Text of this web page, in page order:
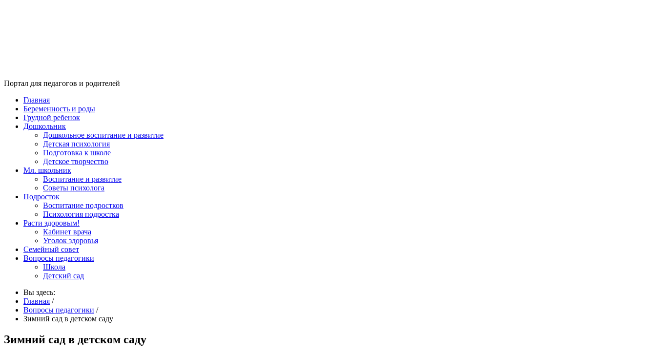
Портал для педагогов и родителей
Главная
Беременность и роды
Грудной ребенок
Дошкольник
Дошкольное воспитание и развитие
Детская психология
Подготовка к школе
Детское творчество
Мл. школьник
Воспитание и развитие
Советы психолога
Подросток
Воспитание подростков
Психология подростка
Расти здоровым!
Кабинет врача
Уголок здоровья
Семейный совет
Вопросы педагогики
Школа
Детский сад
Вы здесь:
Главная /
Вопросы педагогики /
Зимний сад в детском саду
Зимний сад в детском саду